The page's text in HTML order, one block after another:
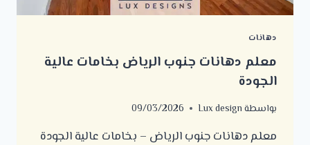
دهانات
معلم دهانات جنوب الرياض بخامات عالية
الجودة
بواسطةLux design
09/03/2026
معلم دهانات جنوب الرياض – بخامات عالية الجودة